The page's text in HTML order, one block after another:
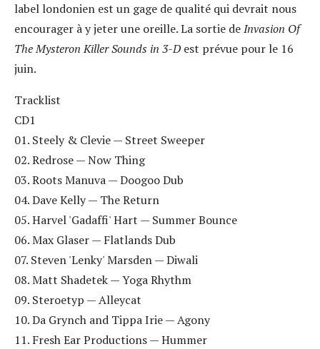
label londonien est un gage de qualité qui devrait nous
encourager à y jeter une oreille. La sortie deInvasion Of
The Mysteron Killer Sounds in 3-D est prévue pour le 16
juin.
Tracklist
CD1
01. Steely & Clevie — Street Sweeper
02. Redrose — Now Thing
03. Roots Manuva — Doogoo Dub
04. Dave Kelly — The Return
05. Harvel 'Gadaffi' Hart — Summer Bounce
06. Max Glaser — Flatlands Dub
07. Steven 'Lenky' Marsden — Diwali
08. Matt Shadetek — Yoga Rhythm
09. Steroetyp — Alleycat
10. Da Grynch and Tippa Irie — Agony
11. Fresh Ear Productions — Hummer